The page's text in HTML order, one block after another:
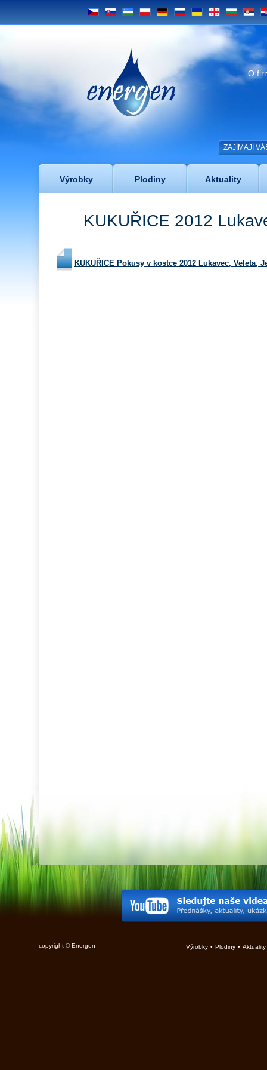
CS SK UZ PL DE RU UA GE BG SRB
Energen
O
ZAJÍMAJÍ
Výrobky Plodiny Aktuality
KUKUŘICE 2012
KUKUŘICE Pokusy v kostce 2012 Lukavec, Veleta,
copyright © Energen Výrobky • Plodiny • Aktuality